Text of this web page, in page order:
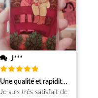
J***
Note5
sur 5
Une qualité et rapidité au top!
Je suis très satisfait de